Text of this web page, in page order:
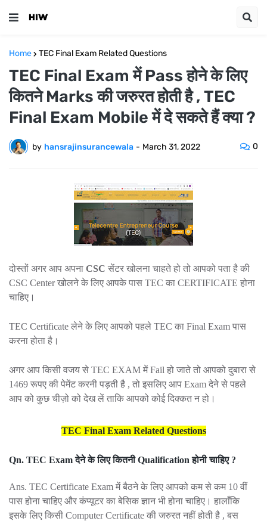
Home TEC Final Exam Related Questions
TEC Final Exam में Pass होने के लिए
कितने Marks की जरुरत होती है , TEC
Final Exam Mobile में दे सकते हैं क्या ?
by hansrajinsurancewala - March 31, 2022 0
दोस्तों अगर आप अपना CSC सेंटर खोलना चाहते हो तो आपको पता है की
CSC Center खोलने के लिए आपके पास TEC का CERTIFICATE होना
चाहिए।
TEC Certificate लेने के लिए आपको पहले TEC का Final Exam पास
करना होता है।
अगर आप किसी वजय से TEC EXAM में Fail हो जाते तो आपको दुबारा से
1469 रूपए की पेमेंट करनी पड़ती है , तो इसलिए आप Exam देने से पहले
आप को कुछ चीज़ो को देख लें ताकि आपको कोई दिक्कत न हो।
TEC Final Exam Related Questions
Qn. TEC Exam देने के लिए कितनी Qualification होनी चाहिए ?
Ans. TEC Certificate Exam में बैठने के लिए आपको कम से कम 10 वीं
पास होना चाहिए और कंप्यूटर का बेसिक ज्ञान भी होना चाहिए। हालाँकि
इसके लिए किसी Computer Certificate की जरुरत नहीं होती है , बस